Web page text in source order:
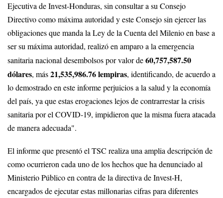
Ejecutiva de Invest-Honduras, sin consultar a su Consejo
Directivo como máxima autoridad y este Consejo sin ejercer las
obligaciones que manda la Ley de la Cuenta del Milenio en base a
ser su máxima autoridad, realizó en amparo a la emergencia
sanitaria nacional desembolsos por valor de60,757,587.50
dólares, más21,535,986.76 lempiras, identificando, de acuerdo a
lo demostrado en este informe perjuicios a la salud y la economía
del país, ya que estas erogaciones lejos de contrarrestar la crisis
sanitaria por el COVID-19, impidieron que la misma fuera atacada
de manera adecuada".
El informe que presentó el TSC realiza una amplia descripción de
como ocurrieron cada uno de los hechos que ha denunciado al
Ministerio Público en contra de la directiva de Invest-H,
encargados de ejecutar estas millonarias cifras para diferentes